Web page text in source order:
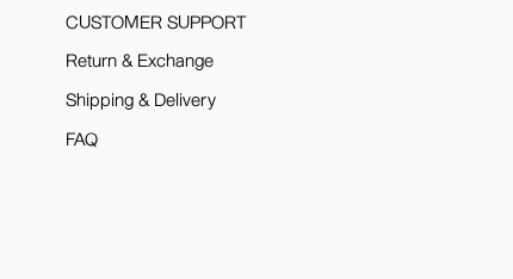
CUSTOMER SUPPORT
Return & Exchange
Shipping & Delivery
FAQ